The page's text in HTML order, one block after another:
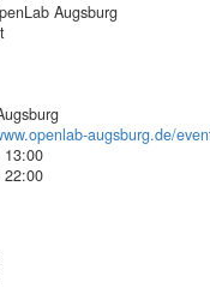
Augsburg
augsburg.de/
13:00
22:00